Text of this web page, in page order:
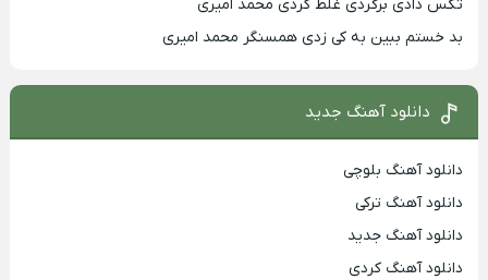
تکس دادی برگردی غلط کردی محمد امیری
بد خستم ببین به کی زدی همسنگر محمد امیری
دانلود آهنگ جدید
دانلود آهنگ بلوچی
دانلود آهنگ ترکی
دانلود آهنگ جدید
دانلود آهنگ کردی